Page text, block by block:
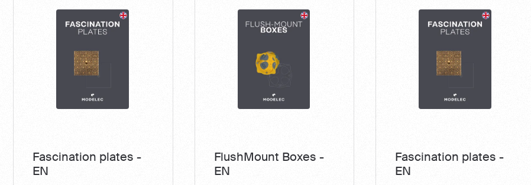
Fascination plates -
EN
FlushMount Boxes -
EN
Fascination plates -
EN